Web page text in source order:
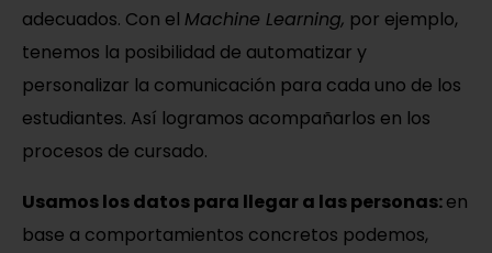
adecuados. Con el Machine Learning, por ejemplo,
tenemos la posibilidad de automatizar y
personalizar la comunicación para cada uno de los
estudiantes. Así logramos acompañarlos en los
procesos de cursado.
Usamos los datos para llegar a las personas:en
base a comportamientos concretos podemos,